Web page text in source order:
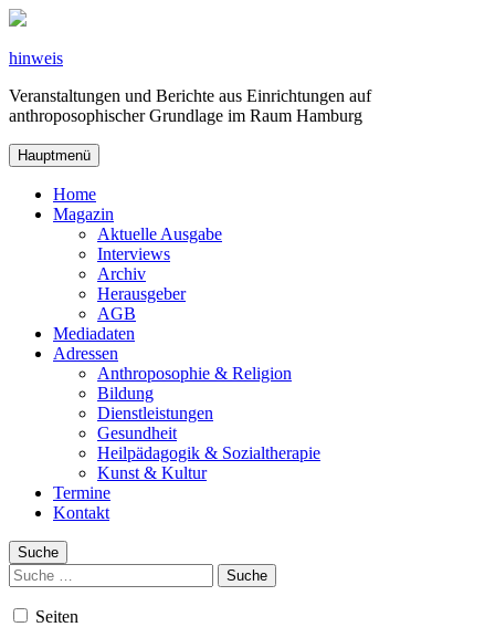
Zum
springen
hinweis
Veranstaltungen und Berichte aus Einrichtungen auf
anthroposophischer Grundlage im Raum Hamburg
Hauptmenü
Home
Magazin
Aktuelle Ausgabe
Interviews
Archiv
Herausgeber
AGB
Mediadaten
Adressen
Anthroposophie & Religion
Bildung
Dienstleistungen
Gesundheit
Heilpädagogik & Sozialtherapie
Kunst & Kultur
Termine
Kontakt
Suche
Suchen
nach:
Seiten